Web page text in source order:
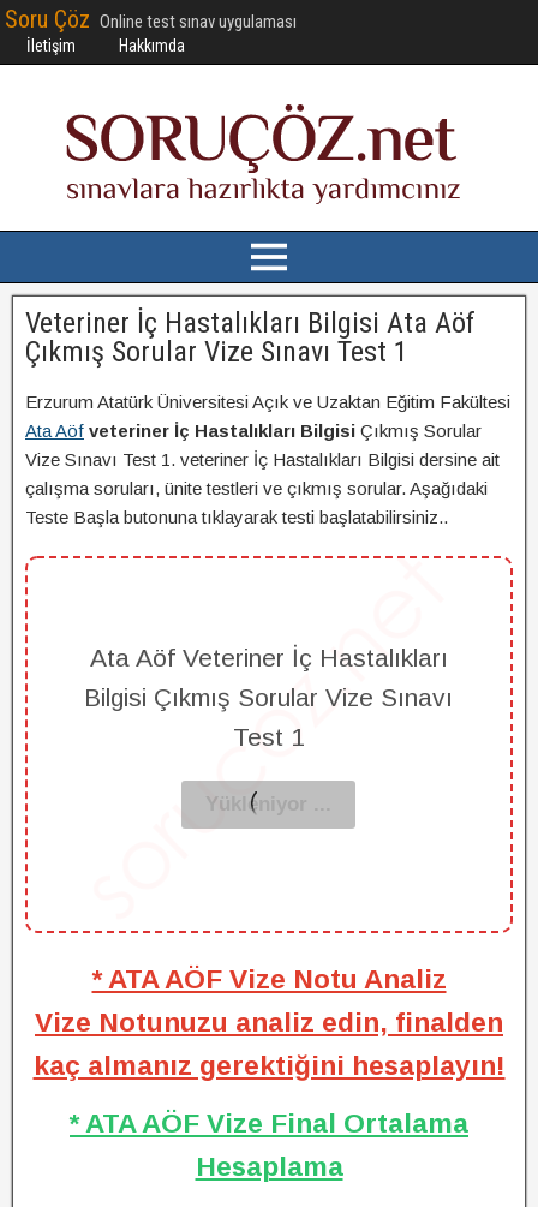
Soru Çöz Online test sınav uygulaması
İletişim Hakkımda
Veteriner İç Hastalıkları Bilgisi Ata Aöf
Çıkmış Sorular Vize Sınavı Test 1
Erzurum Atatürk Üniversitesi Açık ve Uzaktan Eğitim Fakültesi
Ata Aöf veteriner İç Hastalıkları Bilgisi Çıkmış Sorular
Vize Sınavı Test 1. veteriner İç Hastalıkları Bilgisi dersine ait
çalışma soruları, ünite testleri ve çıkmış sorular. Aşağıdaki
Teste Başla butonuna tıklayarak testi başlatabilirsiniz..
Ata Aöf Veteriner İç Hastalıkları
Bilgisi Çıkmış Sorular Vize Sınavı
Test 1
* ATA AÖF Vize Notu Analiz
Vize Notunuzu analiz edin, finalden
kaç almanız gerektiğini hesaplayın!
* ATA AÖF Vize Final Ortalama
Hesaplama